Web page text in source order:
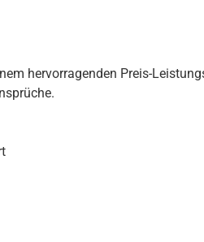
hervorragenden Preis-